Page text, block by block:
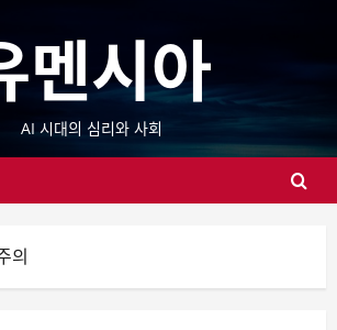
멘시아
AI 시대의 심리와 사회
의